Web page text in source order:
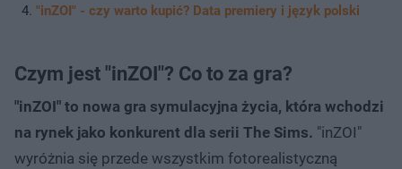
"inZOI" - czy warto kupić? Data premiery i język polski
Czym jest "inZOI"? Co to za gra?
"inZOI" to nowa gra symulacyjna życia, która wchodzi
na rynek jako konkurent dla serii The Sims. "inZOI"
wyróżnia się przede wszystkim fotorealistyczną